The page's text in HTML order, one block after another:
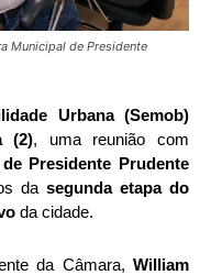
Municipal de Presidente
Urbana (Semob)
(2), uma reunião com
Presidente Prudente
da segunda etapa do
da cidade.
da Câmara, William